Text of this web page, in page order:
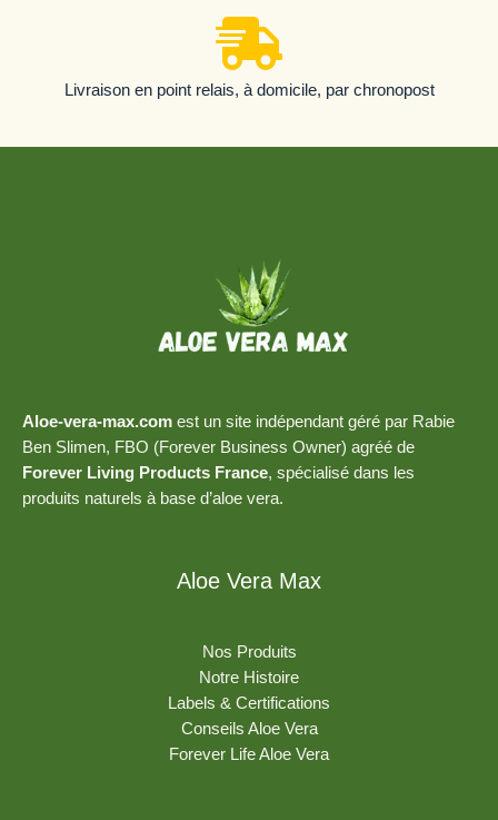
Livraison en point relais, à domicile, par chronopost
Aloe-vera-max.com est un site indépendant géré par Rabie
Ben Slimen, FBO (Forever Business Owner) agréé de
Forever Living Products France, spécialisé dans les
produits naturels à base d’aloe vera.
Aloe Vera Max
Nos Produits
Notre Histoire
Labels & Certifications
Conseils Aloe Vera
Forever Life Aloe Vera